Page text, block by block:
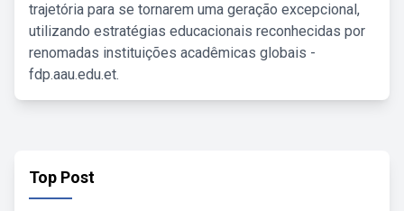
trajetória para se tornarem uma geração excepcional,
utilizando estratégias educacionais reconhecidas por
renomadas instituições acadêmicas globais -
fdp.aau.edu.et.
Top Post